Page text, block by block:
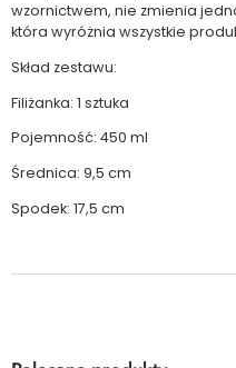
wzornictwem, nie zmienia
która wyróżnia wszystkie
Skład zestawu:
Filiżanka: 1 sztuka
Pojemność: 450 ml
Średnica: 9,5 cm
Spodek: 17,5 cm